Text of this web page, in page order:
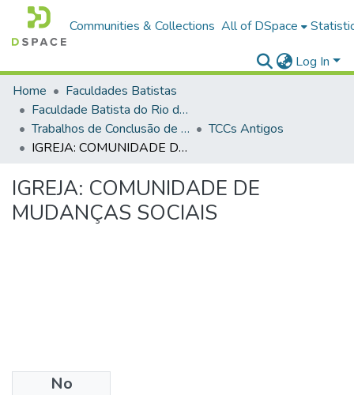
Communities & Collections All of DSpace
Log In
Home
Faculdades Batistas
Faculdade Batista do Rio de Janeiro (FABAT-RJ)
Trabalhos de Conclusão de Curso (TCC)
TCCs Antigos
IGREJA: COMUNIDADE DE MUDANÇAS SOCIAIS
IGREJA: COMUNIDADE DE
MUDANÇAS SOCIAIS
No